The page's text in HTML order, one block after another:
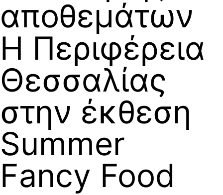
αποθεμάτων
Η Περιφέρεια
Θεσσαλίας
στην έκθεση
Summer
Fancy Food